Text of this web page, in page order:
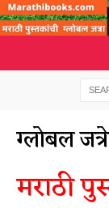
ग्लोबल
मराठी